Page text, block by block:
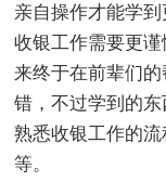
亲自操作才能学
收银工作需要更
来终于在前辈们
错，不过学到的
熟悉收银工作的
等。